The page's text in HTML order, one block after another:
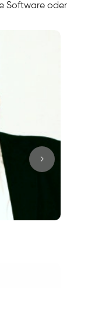
Software oder